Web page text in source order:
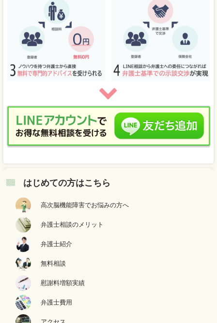
はじめての方はこちら
高次脳機能障害でお悩みの方へ
弁護士相談のメリット
弁護士紹介
無料相談
慰謝料増額実績
弁護士費用